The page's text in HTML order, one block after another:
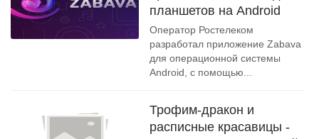
планшетов на Android
Оператор Ростелеком
разработал приложение Zabava
для операционной системы
Android, с помощью...
Трофим-дракон и
расписные красавицы -